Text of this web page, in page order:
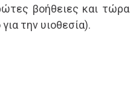
βοήθειες και τώρα
την υιοθεσία).